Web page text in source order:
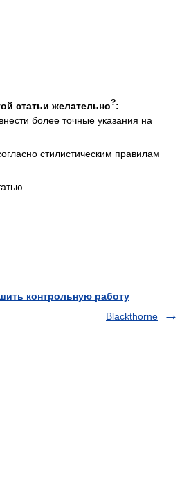
статьи желательно?:
более точные указания на
стилистическим правилам
контрольную работу
Blackthorne